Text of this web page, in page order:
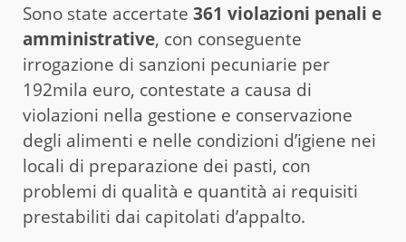
Sono state accertate 361 violazioni penali e
amministrative, con conseguente
irrogazione di sanzioni pecuniarie per
192mila euro, contestate a causa di
violazioni nella gestione e conservazione
degli alimenti e nelle condizioni d’igiene nei
locali di preparazione dei pasti, con
problemi di qualità e quantità ai requisiti
prestabiliti dai capitolati d’appalto.